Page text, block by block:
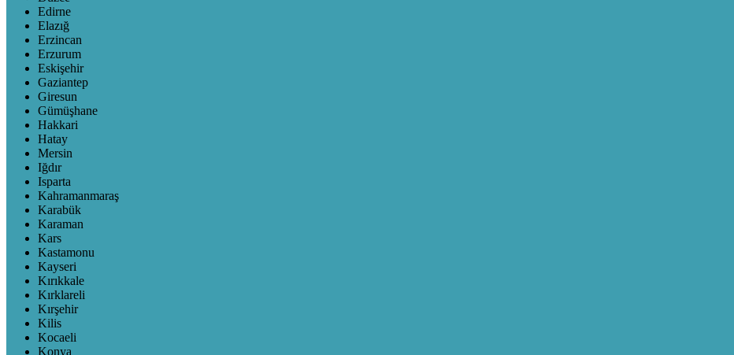
Edirne
Elazığ
Erzincan
Erzurum
Eskişehir
Gaziantep
Giresun
Gümüşhane
Hakkari
Hatay
Mersin
Iğdır
Isparta
Kahramanmaraş
Karabük
Karaman
Kars
Kastamonu
Kayseri
Kırıkkale
Kırklareli
Kırşehir
Kilis
Kocaeli
Konya